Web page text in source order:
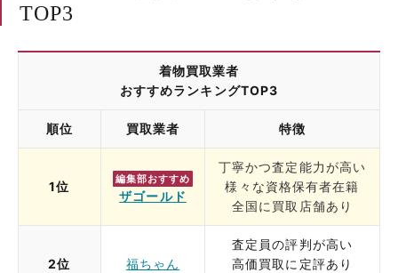
TOP3
着物買取業者
おすすめランキングTOP3
順位 買取業者 特徴
1位
編集部おすすめ
ザゴールド
丁寧かつ査定能力が高い
様々な資格保有者在籍
全国に買取店舗あり
2位 福ちゃん
査定員の評判が高い
高価買取に定評あり